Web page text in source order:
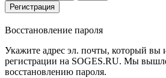
Регистрация
Восстановление пароля
Укажите адрес эл. почты, который вы
регистрации на SOGES.RU. Мы
восстановлению пароля.